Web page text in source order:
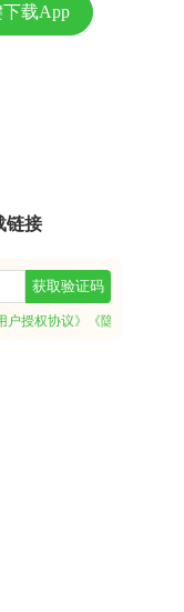
载App
链接
获取验证码
户授权协议》 《隐私政策》